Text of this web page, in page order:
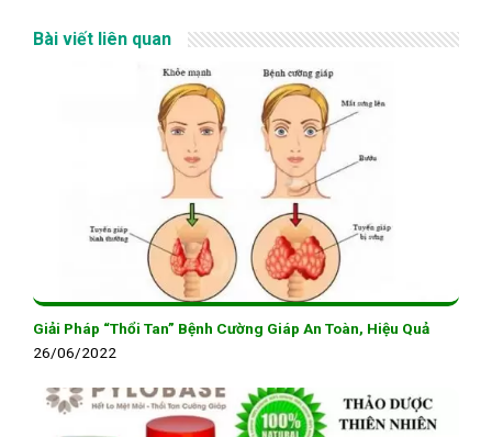
Bài viết liên quan
Giải Pháp “Thổi Tan” Bệnh Cường Giáp An Toàn, Hiệu Quả
26/06/2022